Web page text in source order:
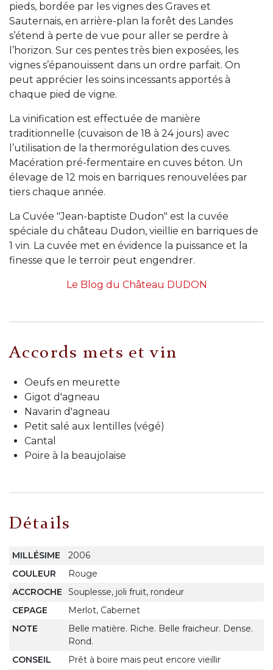
pieds, bordée par les vignes des Graves et
Sauternais, en arrière-plan la forêt des Landes
s’étend à perte de vue pour aller se perdre à
l’horizon. Sur ces pentes très bien exposées, les
vignes s’épanouissent dans un ordre parfait. On
peut apprécier les soins incessants apportés à
chaque pied de vigne.
La vinification est effectuée de manière
traditionnelle (cuvaison de 18 à 24 jours) avec
l’utilisation de la thermorégulation des cuves.
Macération pré-fermentaire en cuves béton. Un
élevage de 12 mois en barriques renouvelées par
tiers chaque année.
La Cuvée "Jean-baptiste Dudon" est la cuvée
spéciale du château Dudon, vieillie en barriques de
1 vin. La cuvée met en évidence la puissance et la
finesse que le terroir peut engendrer.
Le Blog du Château DUDON
Accords mets et vin
Oeufs en meurette
Gigot d'agneau
Navarin d'agneau
Petit salé aux lentilles (végé)
Cantal
Poire à la beaujolaise
Détails
MILLÉSIME
2006
COULEUR
Rouge
ACCROCHE
Souplesse, joli fruit, rondeur
CEPAGE
Merlot, Cabernet
NOTE
Belle matière. Riche. Belle fraicheur. Dense.
Rond.
CONSEIL
Prêt à boire mais peut encore vieillir